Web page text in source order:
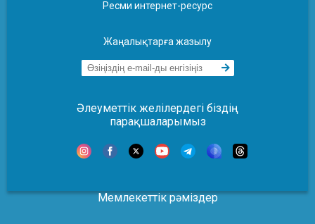
Ресми интернет-ресурс
Жаңалықтарға жазылу
Әлеуметтік желілердегі біздің
парақшаларымыз
Мемлекеттік рәміздер